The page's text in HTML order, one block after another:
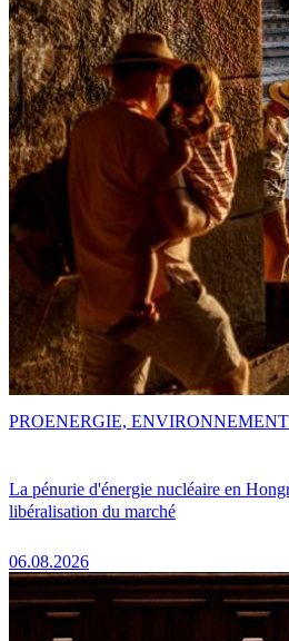
La pénurie d'énergie nucléaire en
libéralisation du marché
06.08.2026
PROENERGIE,